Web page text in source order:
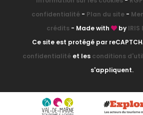
confidentialité- Plan du site-
crédits - Made with by
Ce site est protégé par
confidentialité et les conditions
s'appliquent.